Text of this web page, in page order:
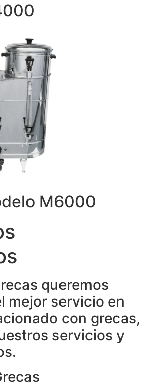
M6000
queremos
mejor servicio en
con grecas,
servicios y